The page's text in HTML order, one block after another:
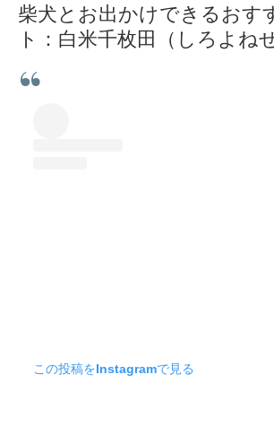
柴犬とお出かけできるおす
ト：白米千枚田（しろよね
この投稿をInstagramで見る